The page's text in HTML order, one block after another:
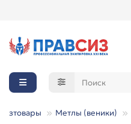
Метлы (веники)